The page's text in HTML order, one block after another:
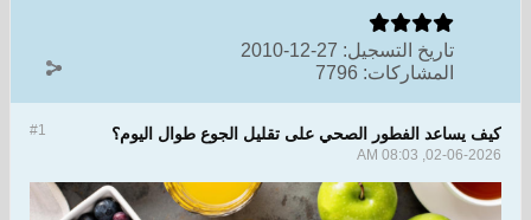
تاريخ التسجيل: 27-12-2010
المشاركات: 7796
#1 كيف يساعد الفطور الصحي على تقليل الجوع طوال اليوم؟
02-06-2026, 08:03 AM